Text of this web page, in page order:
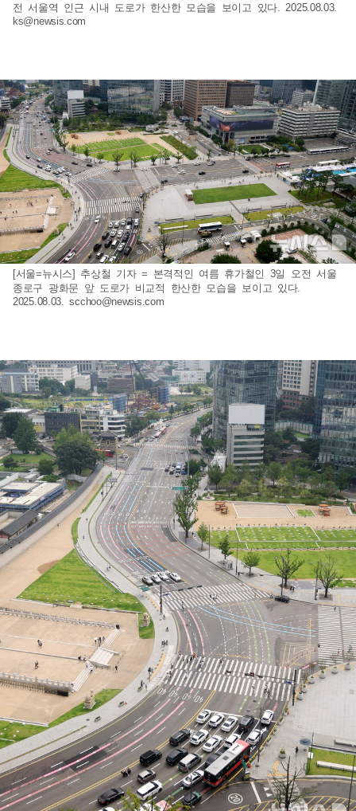
전 서울역 인근 시내 도로가 한산한 모습을 보이고 있다. 2025.08.03.
ks@newsis.com
[서울=뉴시스] 추상철 기자 = 본격적인 여름 휴가철인 3일 오전 서울
종로구 광화문 앞 도로가 비교적 한산한 모습을 보이고 있다.
2025.08.03.scchoo@newsis.com